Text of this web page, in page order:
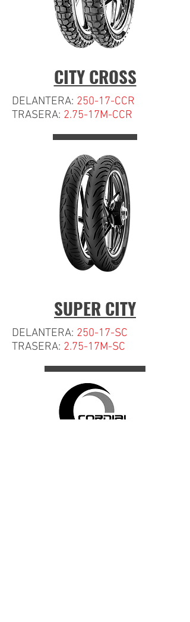
CITY CROSS
DELANTERA: 250-17-CCR
TRASERA: 2.75-17M-CCR
SUPER CITY
DELANTERA: 250-17-SC
TRASERA: 2.75-17M-SC